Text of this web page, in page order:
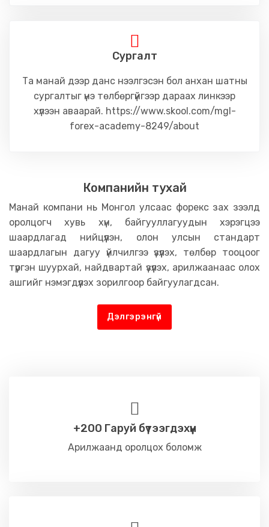
Сургалт
Та манай дээр данс нээлгэсэн бол анхан шатны
сургалтыг үнэ төлбөргүйгээр дараах линкээр
хүлээн аваарай. https://www.skool.com/mgl-
forex-academy-8249/about
Компанийн тухай
Манай компани нь Монгол улсаас форекс зах зээлд
оролцогч хувь хүн, байгууллагуудын хэрэгцээ
шаардлагад нийцүүлэн, олон улсын стандарт
шаардлагын дагуу үйлчилгээ үзүүлэх, төлбөр тооцоог
түргэн шуурхай, найдвартай үзүүлэх, арилжаанаас олох
ашгийг нэмэгдүүлэх зорилгоор байгуулагдсан.
Дэлгэрэнгүй
+200 Гаруй бүтээгдэхүүн
Арилжаанд оролцох боломж